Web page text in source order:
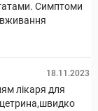
Симптоми
вживання
18.11.2023
лікаря для